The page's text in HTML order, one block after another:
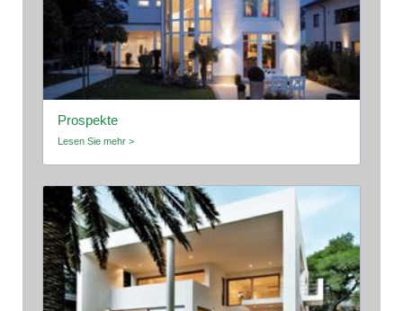
Prospekte
Lesen Sie mehr >